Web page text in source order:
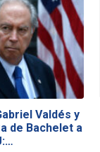
Valdés y
de Bachelet a